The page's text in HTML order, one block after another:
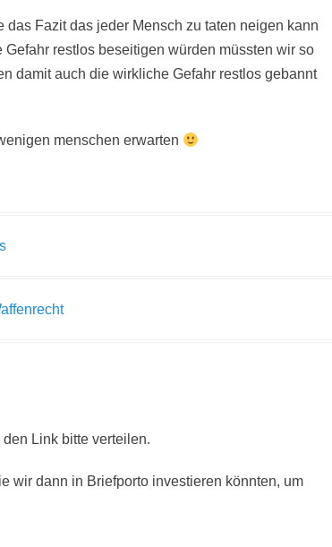
Fazit das jeder Mensch zu taten neigen kann
restlos beseitigen würden müssten wir so
damit auch die wirkliche Gefahr restlos gebannt
menschen erwarten
Link bitte verteilen.
wir dann in Briefporto investieren könnten, um